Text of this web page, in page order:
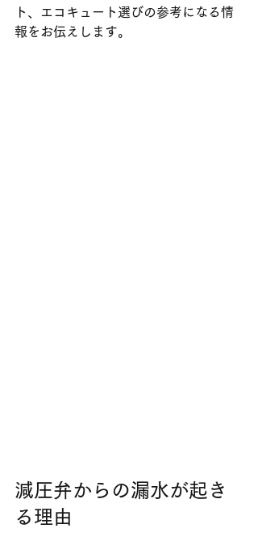
ト、エコキュート選びの参考になる情
報をお伝えします。
減圧弁からの漏水が起き
る理由